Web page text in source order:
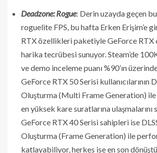
Deadzone: Rogue: Derin uzayda geçen
roguelite FPS, bu hafta Erken Erişim’e
RTX özellikleri paketiyle GeForce RTX
harika tecrübesi sunuyor. Steam’de
ve demo inceleme puanı %90’ın
GeForce RTX 50 Serisi kullanıcılarının
Oluşturma (Multi Frame Generation)
en yüksek kare suratlarına ulaşmalarını
GeForce RTX 40 Serisi sahipleri ise
Oluşturma (Frame Generation) ile
katlayabiliyor, herkes ise en son